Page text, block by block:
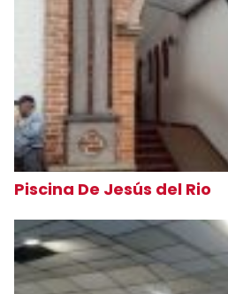
Piscina De Jesús del Rio